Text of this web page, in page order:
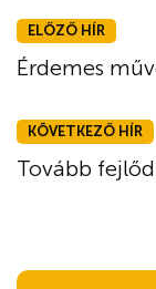
ELŐZŐ HÍR
Érdemes
KÖVETKEZŐ HÍR
Tovább